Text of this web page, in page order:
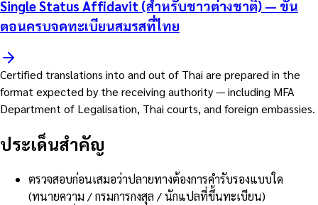
Single Status Affidavit (สำหรับชาวต่างชาติ) — ขั้น
ตอนครบจดทะเบียนสมรสที่ไทย
Certified translations into and out of Thai are prepared in the
format expected by the receiving authority — including MFA
Department of Legalisation, Thai courts, and foreign embassies.
ประเด็นสำคัญ
ตรวจสอบก่อนเสมอว่าปลายทางต้องการคำรับรองแบบใด
(ทนายความ / กรมการกงสุล / นักแปลที่ขึ้นทะเบียน)